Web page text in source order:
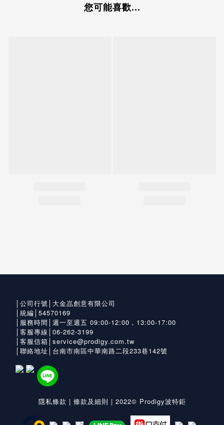
您可能喜歡...
│公司行號│大金嵓創意有限公司
│統編│54570169
│服務時間│週一至週五 09:00-12:00，13:00-17:00
│客服專線│06-262-3199
│客服信箱│service@prodigy.com.tw
│聯絡地址│台南市南區中華南路二段233巷142號
隱私條款 | 條款及細則 | 2022© Prodigy波特鉅